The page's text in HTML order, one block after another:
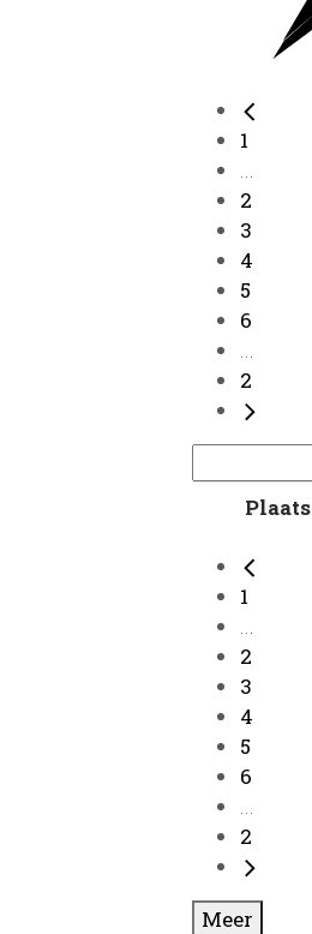
1
...
2
3
4
5
6
...
2
Plaats
1
...
2
3
4
5
6
...
2
Meer